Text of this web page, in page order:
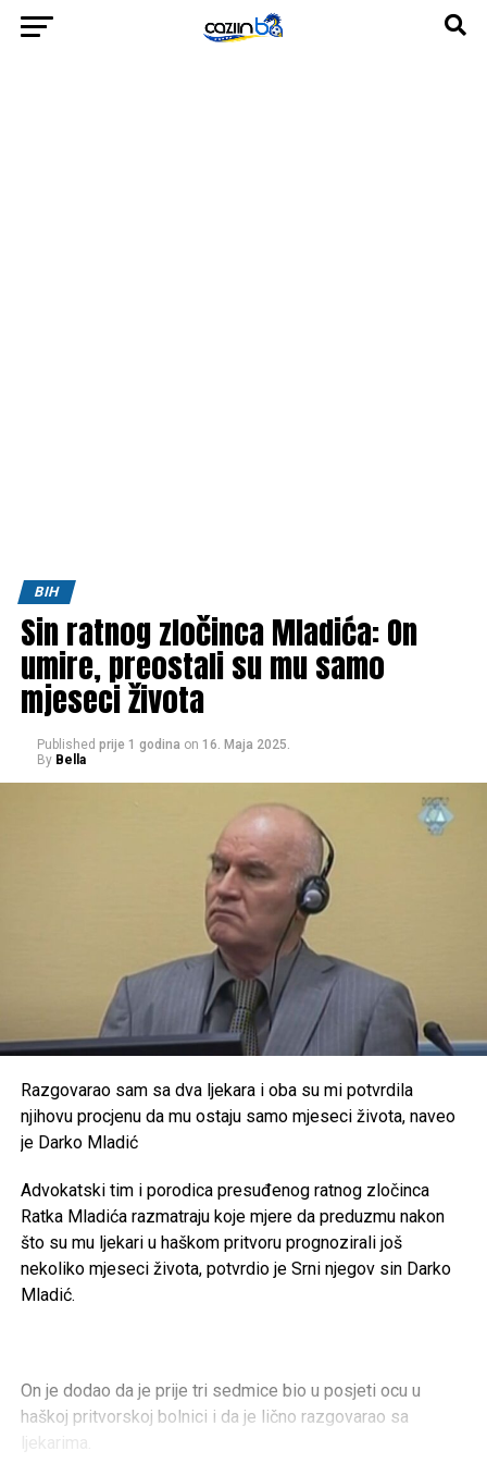
BIH
Sin ratnog zločinca Mladića: On
umire, preostali su mu samo
mjeseci života
Published prije 1 godina on 16. Maja 2025.
By Bella
Razgovarao sam sa dva ljekara i oba su mi potvrdila
njihovu procjenu da mu ostaju samo mjeseci života, naveo
je Darko Mladić
Advokatski tim i porodica presuđenog ratnog zločinca
Ratka Mladića razmatraju koje mjere da preduzmu nakon
što su mu ljekari u haškom pritvoru prognozirali još
nekoliko mjeseci života, potvrdio je Srni njegov sin Darko
Mladić.
On je dodao da je prije tri sedmice bio u posjeti ocu u
haškoj pritvorskoj bolnici i da je lično razgovarao sa